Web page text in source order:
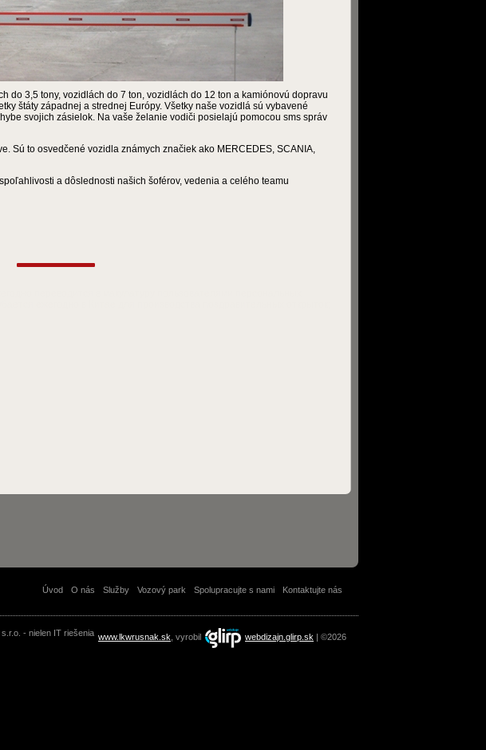
do 3,5 tony, vozidlách do 7 ton, vozidlách do 12 ton a kamiónovú dopravu
štáty západnej a strednej Európy. Všetky naše vozidlá sú vybavené
svojich zásielok. Na vaše želanie vodiči posielajú pomocou sms správ
Sú to osvedčené vozidla známych značiek ako MERCEDES, SCANIA,
a dôslednosti našich šoférov, vedenia a celého teamu
Úvod O nás Služby Vozový park Spolupracujte s nami Kontaktujte nás
www.lkwrusnak.sk , vyrobil webdizajn.glirp.sk | ©2026